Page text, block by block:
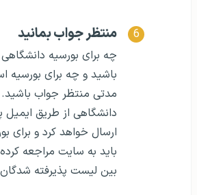
منتظر جواب بمانید
چه برای بورسیه دانشگاهی
باشید و چه برای بورسیه
مدتی منتظر جواب باشید.
دانشگاهی از طریق ایمیل
ارسال خواهد کرد و برای
باید به سایت مراجعه
بین لیست پذیرفته شدگان